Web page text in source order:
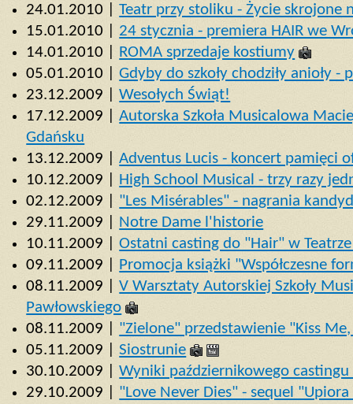
24.01.2010 |Teatr przy stoliku - Życie skrojone
15.01.2010 | 24 stycznia - premiera HAIR we
14.01.2010 | ROMA sprzedaje kostiumy
05.01.2010 |Gdyby do szkoły chodziły anioły -
23.12.2009 |Wesołych Świąt!
17.12.2009 |Autorska Szkoła Musicalowa
Gdańsku
13.12.2009 |Adventus Lucis - koncert pamięci
10.12.2009 | High School Musical - trzy razy
02.12.2009 | "Les Misérables" - nagrania
29.11.2009 | Notre Dame l'historie
10.11.2009 |Ostatni casting do "Hair" w Teatrze
09.11.2009 | Promocja książki "Współczesne
08.11.2009 |V Warsztaty Autorskiej Szkoły
Pawłowskiego
08.11.2009 | "Zielone" przedstawienie "Kiss
05.11.2009 |Siostrunie
30.10.2009 |Wyniki październikowego
29.10.2009 | "Love Never Dies" - sequel